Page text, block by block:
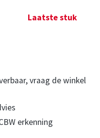
Laatste stuk
vraag de winkel
erkenning